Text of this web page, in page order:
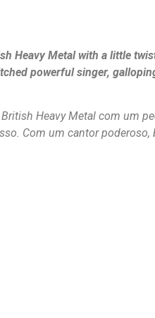
Heavy Metal with a little
powerful singer,
Heavy Metal com um
Com um cantor poderoso,